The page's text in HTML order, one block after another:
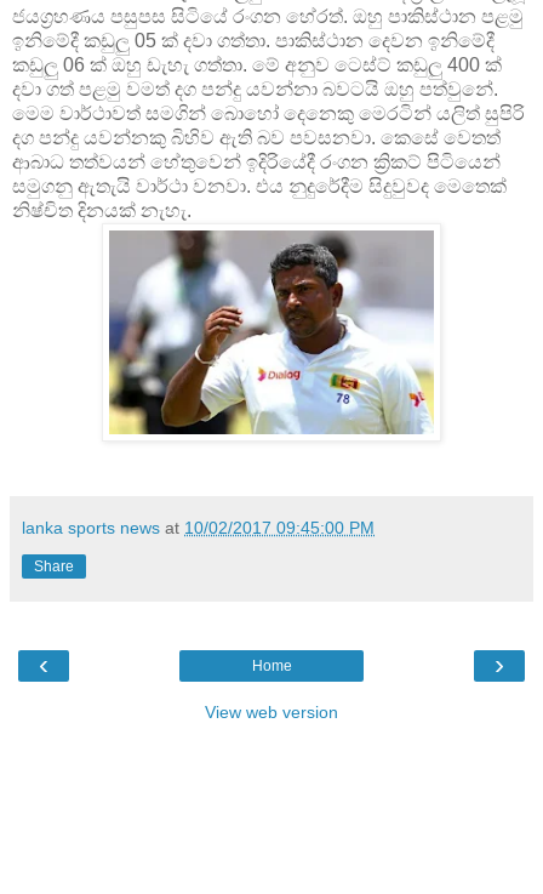
ජයග්‍රහණය පසුපස සිටියේ රංගන හේරත්. ඔහු පාකිස්ථාන පළමු
ඉනිමේදී කඩුලු 05 ක් දවා ගත්තා. පාකිස්ථාන දෙවන ඉනිමේදී
කඩුලු 06 ක් ඔහු ඩැහැ ගත්තා. මේ අනුව ටෙස්ට් කඩුලු 400 ක්
දවා ගත් පළමු වමත් දග පන්දු යවන්නා බවටයි ඔහු පත්වුනේ.
මෙම වාර්ථාවත් සමගින් බොහෝ දෙනෙකු මෙරටින් යලිත් සුපිරි
දග පන්දු යවන්නකු බිහිව ඇති බව පවසනවා. කෙසේ වෙතත්
ආබාධ තත්වයන් හේතුවෙන් ඉදිරියේදී රංගන ක්‍රිකට් පිටියෙන්
සමුගනු ඇතැයි වාර්ථා වනවා. එය නුදුරේදීම සිදුවුවද මෙතෙක්
නිෂ්චිත දිනයක් නැහැ.
lanka sports news at 10/02/2017 09:45:00 PM
Share
‹ ›
Home
View web version